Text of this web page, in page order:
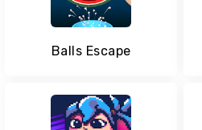
Balls Escape